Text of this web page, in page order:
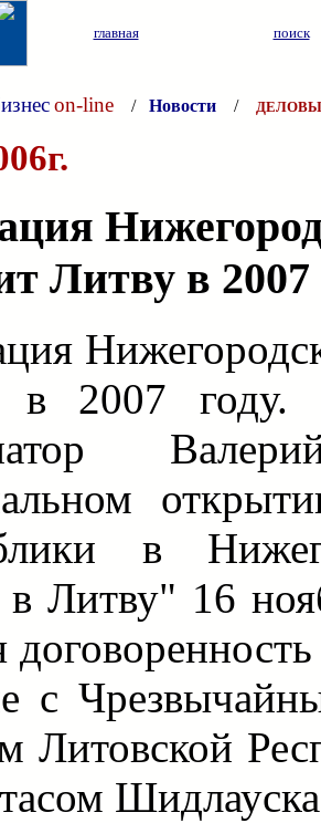
главная поиск
on-line / Новости /
Литву в 2007
в 2007
в
Литву" 16
с
Литовской